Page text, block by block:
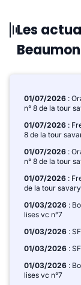
Les
01/07/2026 :
n° 8 de la tour
01/07/2026 :
8 de la tour
01/07/2026 :
n° 8 de la tour
01/07/2026 :
de la tour savary
01/03/2026 :
lises vc n°7
01/03/2026 :
01/03/2026 :
01/03/2026 :
lises vc n°7